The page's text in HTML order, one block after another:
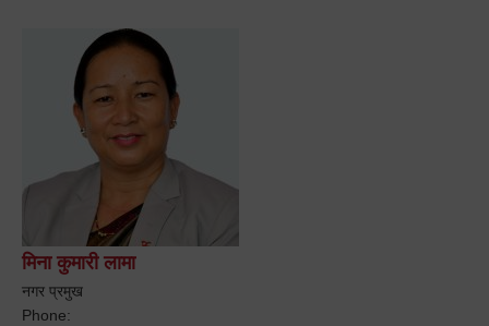
मिना कुमारी लामा
नगर प्रमुख
Phone: